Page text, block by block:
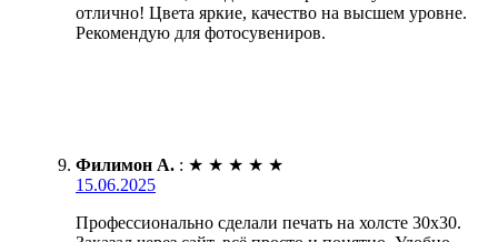
отлично! Цвета яркие, качество на высшем уровне.
Рекомендую для фотосувениров.
Филимон А. : ★ ★ ★ ★ ★
15.06.2025
Профессионально сделали печать на холсте 30х30.